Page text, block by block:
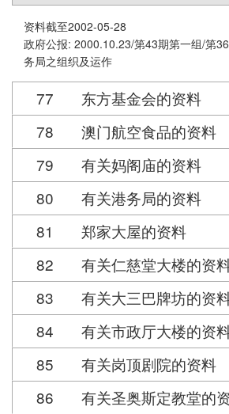
资料截至2002-05-28
政府公报: 2000.10.23/第43期第一组/第
务局之组织及运作
77
东方基金会的资料
78
澳门航空食品的资料
79
有关妈阁庙的资料
80
有关港务局的资料
81
郑家大屋的资料
82
有关仁慈堂大楼的资
83
有关大三巴牌坊的资
84
有关市政厅大楼的资
85
有关岗顶剧院的资料
86
有关圣奥斯定教堂的